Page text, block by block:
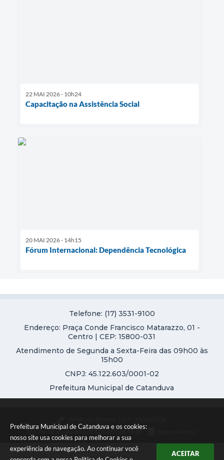
Prefeitura Municipal de Catanduva e os cookies:
nosso site usa cookies para melhorar a sua
experiência de navegação. Ao continuar você
ACEITAR
22 MAI 2026 - 10h24
Capacitação na Assistência Social
20 MAI 2026 - 14h15
Fórum Internacional: Dependência Tecnológica
Telefone: (17) 3531-9100
Endereço: Praça Conde Francisco Matarazzo, 01 -
Centro | CEP: 15800-031
Atendimento de Segunda a Sexta-Feira das 09h00 às
15h00
CNPJ: 45.122.603/0001-02
Prefeitura Municipal de Catanduva
Portal atualizado em: